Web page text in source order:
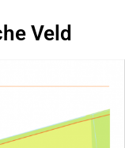
Veld